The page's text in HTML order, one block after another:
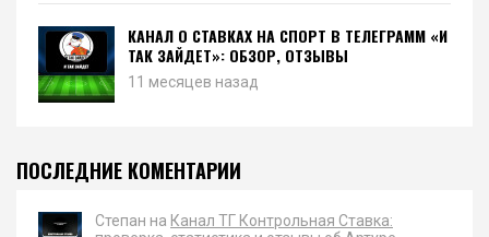
КАНАЛ О СТАВКАХ НА СПОРТ В ТЕЛЕГРАММ «И
ТАК ЗАЙДЕТ»: ОБЗОР, ОТЗЫВЫ
11 месяцев назад
ПОСЛЕДНИЕ КОМЕНТАРИИ
Степан на Канал ТГ Контрольная Ставка: